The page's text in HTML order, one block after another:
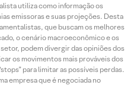
utiliza como informação os
emissoras e suas projeções. Desta
que buscam os melhores
o cenário macroeconômico e os
podem divergir das opiniões dos
os movimentos mais prováveis dos
para limitar as possíveis perdas.
empresa que é negociada no